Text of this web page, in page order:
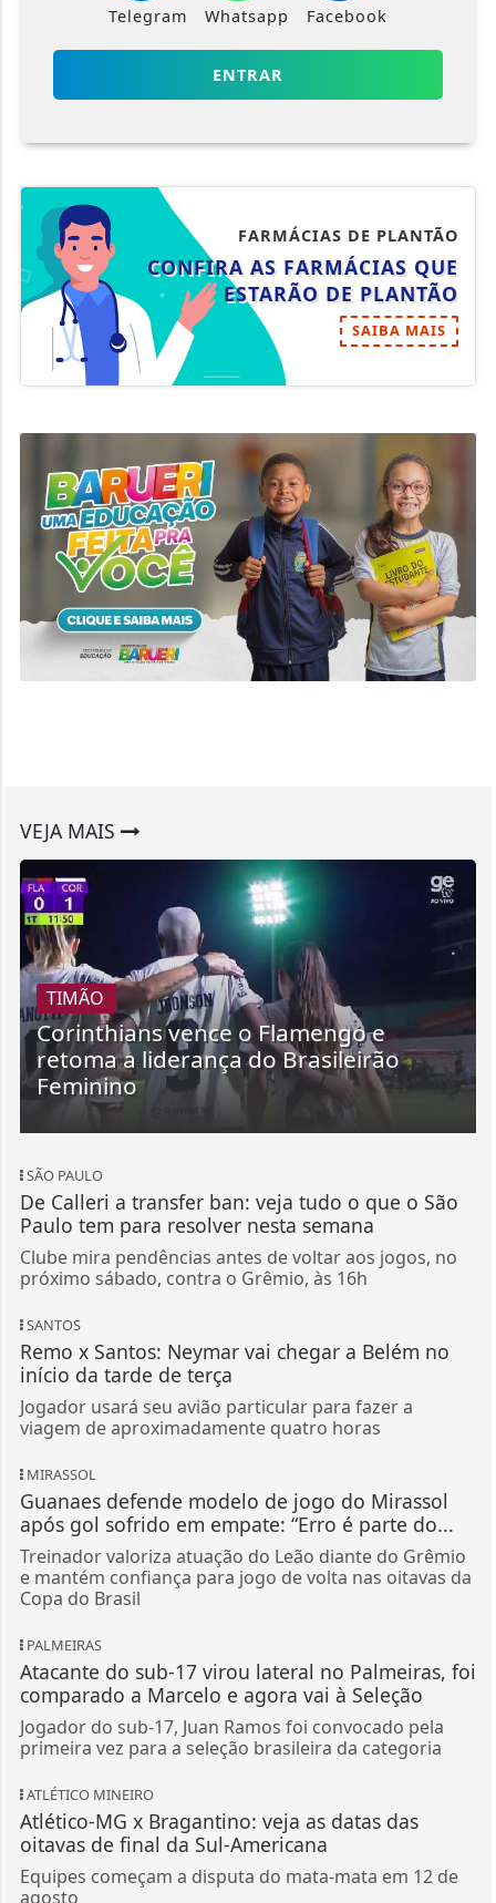
Telegram Whatsapp Facebook
ENTRAR
FARMÁCIAS DE PLANTÃO
CONFIRA AS FARMÁCIAS QUE
ESTARÃO DE PLANTÃO
SAIBA MAIS
VEJA MAIS
TIMÃO
Corinthians vence o Flamengo e
retoma a liderança do Brasileirão
Feminino
SÃO PAULO
De Calleri a transfer ban: veja tudo o que o São
Paulo tem para resolver nesta semana
Clube mira pendências antes de voltar aos jogos, no
próximo sábado, contra o Grêmio, às 16h
SANTOS
Remo x Santos: Neymar vai chegar a Belém no
início da tarde de terça
Jogador usará seu avião particular para fazer a
viagem de aproximadamente quatro horas
MIRASSOL
Guanaes defende modelo de jogo do Mirassol
após gol sofrido em empate: “Erro é parte do...
Treinador valoriza atuação do Leão diante do Grêmio
e mantém confiança para jogo de volta nas oitavas da
Copa do Brasil
PALMEIRAS
Atacante do sub-17 virou lateral no Palmeiras, foi
comparado a Marcelo e agora vai à Seleção
Jogador do sub-17, Juan Ramos foi convocado pela
primeira vez para a seleção brasileira da categoria
ATLÉTICO MINEIRO
Atlético-MG x Bragantino: veja as datas das
oitavas de final da Sul-Americana
Equipes começam a disputa do mata-mata em 12 de
agosto